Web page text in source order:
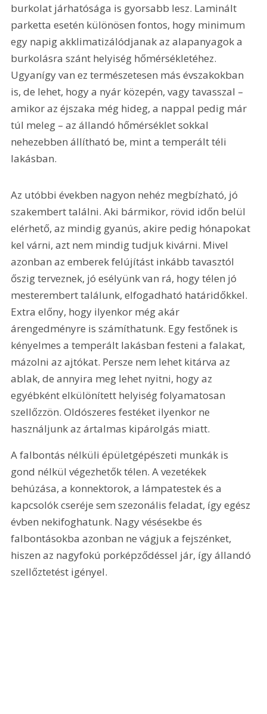
burkolat járható­sága is gyorsabb lesz. Laminált
parketta esetén különösen fontos, hogy minimum
egy napig akklimatizálódjanak az alapanyagok a
burkolásra szánt helyiség hőmérsékletéhez.
Ugyanígy van ez természetesen más évszakokban
is, de lehet, hogy a nyár közepén, vagy tavasszal –
amikor az éjszaka még hideg, a nappal pedig már
túl meleg – az állandó hőmérséklet sokkal
nehezebben állítható be, mint a temperált téli
lakásban.
Az utóbbi években nagyon nehéz megbízható, jó
szakembert találni. Aki bármikor, rövid időn belül
elérhető, az mindig gyanús, akire pedig hónapokat
kel várni, azt nem mindig tudjuk kivárni. Mivel
azonban az emberek felújítást inkább tavasztól
őszig terveznek, jó esélyünk van rá, hogy télen jó
mesterembert találunk, elfogadható határidőkkel.
Extra előny, hogy ilyenkor még akár
árengedményre is számíthatunk. Egy festőnek is
kényelmes a temperált lakásban festeni a falakat,
mázolni az ajtókat. Persze nem lehet kitárva az
ablak, de annyira meg lehet nyitni, hogy az
egyébként elkülönített helyiség folyamatosan
szellőzzön. Oldószeres festéket ilyenkor ne
használjunk az ártalmas kipárolgás miatt.
A falbontás nélküli épületgépészeti munkák is
gond nélkül végezhetők télen. A vezetékek
behúzása, a konnektorok, a lámpatestek és a
kapcsolók cseréje sem szezonális feladat, így egész
évben nekifoghatunk. Nagy vésésekbe és
falbontásokba azonban ne vágjuk a fejszénket,
hiszen az nagyfokú porképződéssel jár, így állandó
szellőztetést igényel.